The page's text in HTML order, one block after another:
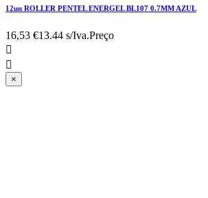
12un ROLLER PENTEL ENERGEL BL107 0.7MM AZUL
16,53 €13.44 s/Iva.Preço


×